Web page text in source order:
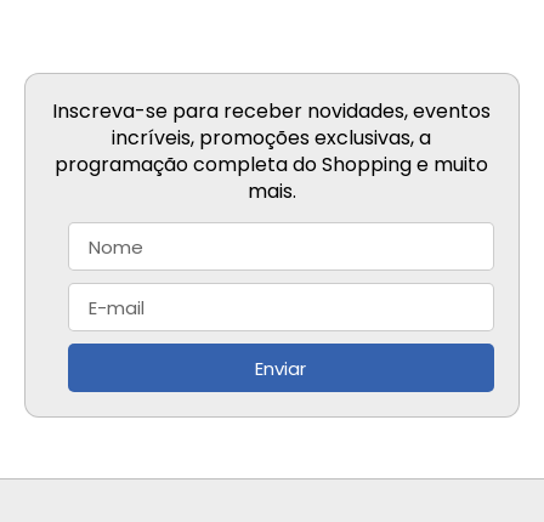
Inscreva-se para receber novidades, eventos
incríveis, promoções exclusivas, a
programação completa do Shopping e muito
mais.
Enviar